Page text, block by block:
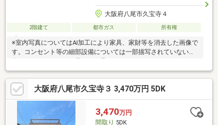
大阪府八尾市久宝寺４
2階建て 都市ガス 所有権
※室内写真についてはAI加工により家具、家財等を消去した画像で
す。コンセント等の細部設備については一部描写されていない場
大阪府八尾市久宝寺３ 3,470万円 5DK
3,470万円
間取り 5DK